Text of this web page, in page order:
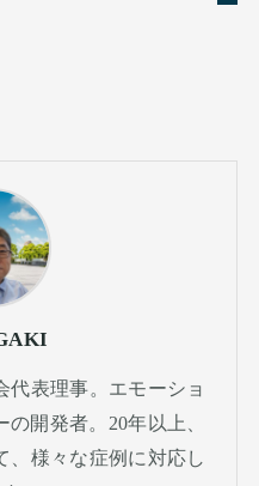
代表理事。エモーショ
開発者。20年以上、
、様々な症例に対応し